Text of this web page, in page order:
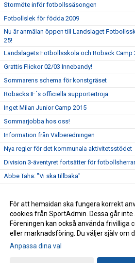
Stormöte inför fotbollssäsongen
Fotbollslek för födda 2009
Nu är anmälan öppen till Landslaget
25!
Landslagets Fotbollsskola och Röbäck Camp
Grattis Flickor 02/03 Innebandy!
Sommarens schema för konstgräset
Röbäcks IF´s officiella supportertröja
Inget Milan Junior Camp 2015
Sommarjobba hos oss!
Information från Valberedningen
Nya regler för det kommunala aktivitetsstödet
Division 3-äventyret fortsätter för
Abbe Taha: "Vi ska tillbaka"
Röbäcks IF fick pengar från Svenska Spel
Röbäck tillbaka i trean efter 30 år
Gå till Webbversion
För att hemsidan ska fungera korrekt
cookies från SportAdmin. Dessa går inte
Föreningen kan också använda frivilliga
eller marknadsföring. Du väljer själv om
Anpassa dina val